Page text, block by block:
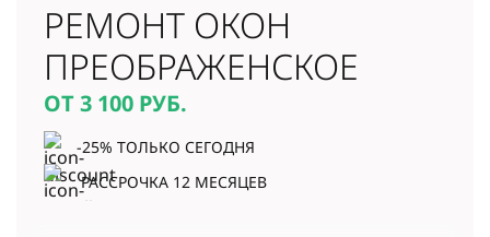
РЕМОНТ ОКОН
ПРЕОБРАЖЕНСКОЕ
ОТ 3 100 РУБ.
-25% ТОЛЬКО СЕГОДНЯ
РАССРОЧКА 12 МЕСЯЦЕВ